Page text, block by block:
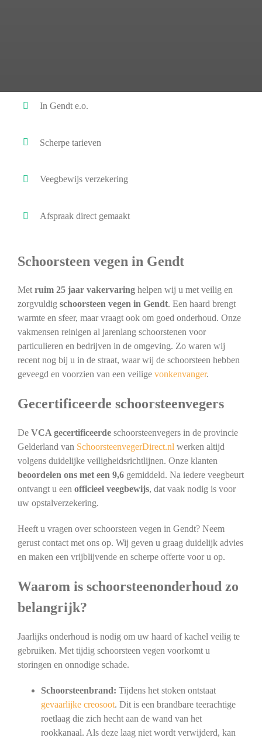
In Gendt e.o.
Scherpe tarieven
Veegbewijs verzekering
Afspraak direct gemaakt
Schoorsteen vegen in Gendt
Metruim 25 jaar vakervaringhelpen wij u met veilig en
zorgvuldig schoorsteen vegen in Gendt. Een haard brengt
warmte en sfeer, maar vraagt ook om goed onderhoud. Onze
vakmensen reinigen al jarenlang schoorstenen voor
particulieren en bedrijven in de omgeving. Zo waren wij
recent nog bij u in de straat, waar wij de schoorsteen hebben
geveegd en voorzien van een veilige vonkenvanger.
Gecertificeerde schoorsteenvegers
De VCA gecertificeerdeschoorsteenvegers in de provincie
Gelderland van SchoorsteenvegerDirect.nl werken altijd
volgens duidelijke veiligheidsrichtlijnen. Onze klanten
beoordelen ons met een 9,6gemiddeld. Na iedere veegbeurt
ontvangt u een officieel veegbewijs, dat vaak nodig is voor
uw opstalverzekering.
Heeft u vragen over schoorsteen vegen in Gendt? Neem
gerust contact met ons op. Wij geven u graag duidelijk advies
en maken een vrijblijvende en scherpe offerte voor u op.
Waarom is schoorsteenonderhoud zo
belangrijk?
Jaarlijks onderhoud is nodig om uw haard of kachel veilig te
gebruiken. Met tijdig schoorsteen vegen voorkomt u
storingen en onnodige schade.
Schoorsteenbrand: Tijdens het stoken ontstaat
gevaarlijke creosoot. Dit is een brandbare teerachtige
roetlaag die zich hecht aan de wand van het
rookkanaal. Als deze laag niet wordt verwijderd, kan